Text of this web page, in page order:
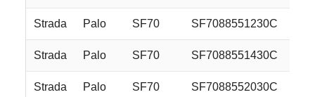
Strada Palo SF70 SF7088551230C
Strada Palo SF70 SF7088551430C
Strada Palo SF70 SF7088552030C